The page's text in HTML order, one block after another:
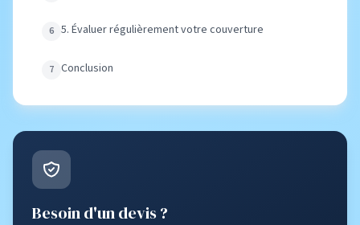
5. Évaluer régulièrement votre couverture
Conclusion
Besoin d'un devis ?